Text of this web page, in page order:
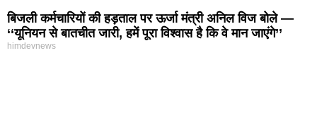
बिजली कर्मचारियों की हड़ताल पर ऊर्जा मंत्री अनिल विज बोले —
‘‘यूनियन से बातचीत जारी, हमें पूरा विश्वास है कि वे मान जाएंगे’’
himdevnews